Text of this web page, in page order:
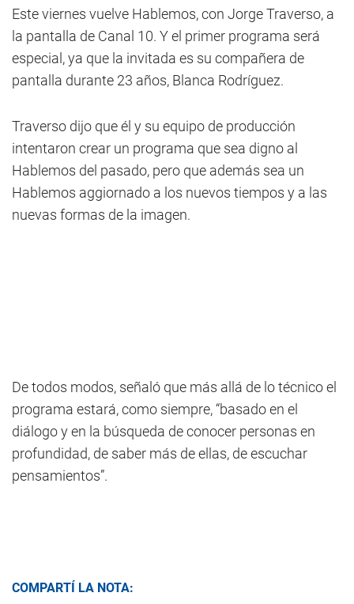
Este viernes vuelve Hablemos, con Jorge Traverso, a
la pantalla de Canal 10. Y el primer programa será
especial, ya que la invitada es su compañera de
pantalla durante 23 años, Blanca Rodríguez.
Traverso dijo que él y su equipo de producción
intentaron crear un programa que sea digno al
Hablemos del pasado, pero que además sea un
Hablemos aggiornado a los nuevos tiempos y a las
nuevas formas de la imagen.
De todos modos, señaló que más allá de lo técnico el
programa estará, como siempre, “basado en el
diálogo y en la búsqueda de conocer personas en
profundidad, de saber más de ellas, de escuchar
pensamientos”.
COMPARTÍ LA NOTA: